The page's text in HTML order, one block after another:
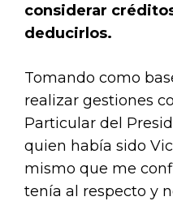
considerar
deducirlos.
Tomando como
realizar gestiones
Particular del
quien había sido
mismo que me
tenía al respecto y